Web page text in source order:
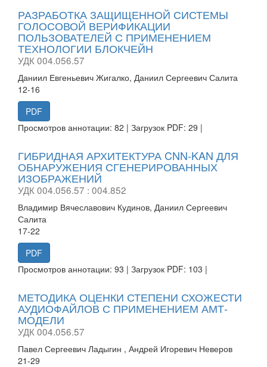
РАЗРАБОТКА ЗАЩИЩЕННОЙ СИСТЕМЫ
ГОЛОСОВОЙ ВЕРИФИКАЦИИ
ПОЛЬЗОВАТЕЛЕЙ С ПРИМЕНЕНИЕМ
ТЕХНОЛОГИИ БЛОКЧЕЙН
УДК 004.056.57
Даниил Евгеньевич Жигалко, Даниил Сергеевич Салита
12-16
PDF
Просмотров аннотации: 82 | Загрузок PDF: 29 |
ГИБРИДНАЯ АРХИТЕКТУРА CNN-KAN ДЛЯ
ОБНАРУЖЕНИЯ СГЕНЕРИРОВАННЫХ
ИЗОБРАЖЕНИЙ
УДК 004.056.57 : 004.852
Владимир Вячеславович Кудинов, Даниил Сергеевич
Салита
17-22
PDF
Просмотров аннотации: 93 | Загрузок PDF: 103 |
МЕТОДИКА ОЦЕНКИ СТЕПЕНИ СХОЖЕСТИ
АУДИОФАЙЛОВ С ПРИМЕНЕНИЕМ АМТ-
МОДЕЛИ
УДК 004.056.57
Павел Сергеевич Ладыгин , Андрей Игоревич Неверов
21-29